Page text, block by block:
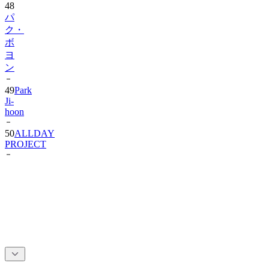
48
パ
ク・
ボ
ヨ
ン
49Park
Ji-
hoon
50ALLDAY
PROJECT